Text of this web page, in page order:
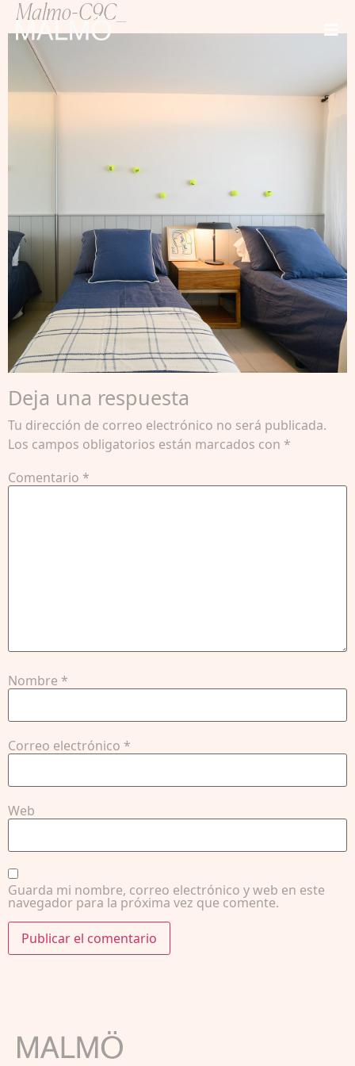
Malmo-C9C_
Deja una respuesta
Tu dirección de correo electrónico no será publicada.
Los campos obligatorios están marcados con *
Comentario *
Nombre *
Correo electrónico *
Web
Guarda mi nombre, correo electrónico y web en este
navegador para la próxima vez que comente.